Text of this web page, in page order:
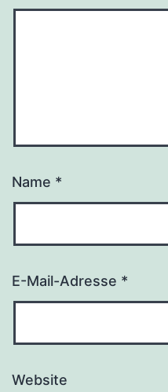
Name *
E-Mail-Adresse *
Website